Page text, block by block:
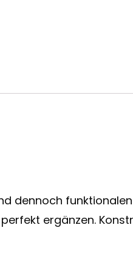
dennoch
perfekt ergänzen.